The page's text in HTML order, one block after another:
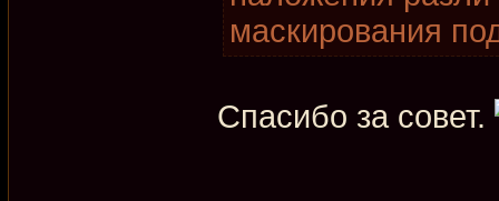
маскирования
Спасибо за совет.